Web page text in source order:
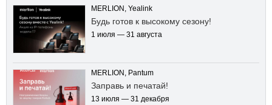
MERLION, Yealink
Будь готов к высокому сезону!
1 июля — 31 августа
MERLION, Pantum
Заправь и печатай!
13 июля — 31 декабря